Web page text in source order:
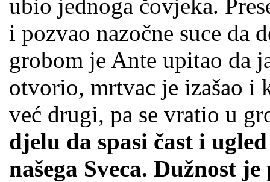
ubio jednoga čovjeka.
i pozvao nazočne suce da
grobom je Ante upitao da
otvorio, mrtvac je izašao i
već drugi, pa se vratio u
djelu da spasi čast i
našega Sveca. Dužnost